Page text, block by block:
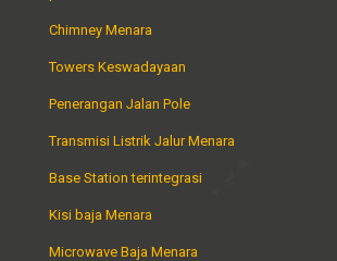
Chimney Menara
Towers Keswadayaan
Penerangan Jalan Pole
Transmisi Listrik Jalur Menara
Base Station terintegrasi
Kisi baja Menara
Microwave Baja Menara